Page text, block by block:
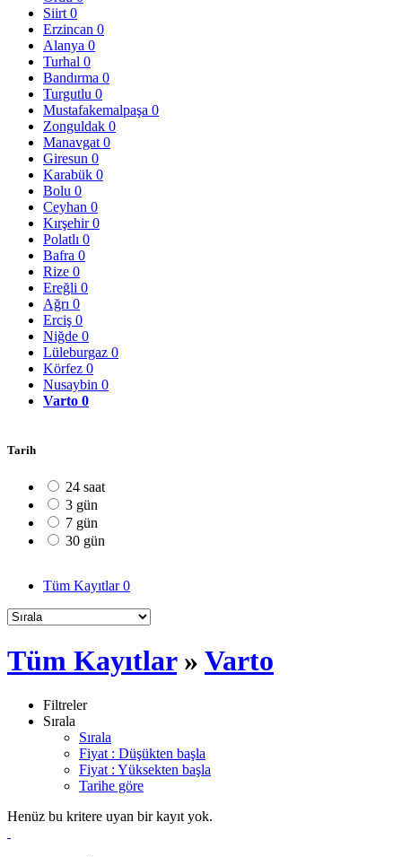
Siirt 0
Erzincan 0
Alanya 0
Turhal 0
Bandırma 0
Turgutlu 0
Mustafakemalpaşa 0
Zonguldak 0
Manavgat 0
Giresun 0
Karabük 0
Bolu 0
Ceyhan 0
Kırşehir0
Polatlı 0
Bafra 0
Rize 0
Ereğli 0
Ağrı 0
Erciş 0
Niğde 0
Lüleburgaz 0
Körfez 0
Nusaybin 0
Varto 0
Tarih
24 saat
3 gün
7 gün
30 gün
Tüm Kayıtlar0
Tüm Kayıtlar» Varto
Filtreler
Sırala
Sırala
Fiyat : Düşükten başla
Fiyat : Yüksekten başla
Tarihe göre
Henüz bu kritere uyan bir kayıt yok.